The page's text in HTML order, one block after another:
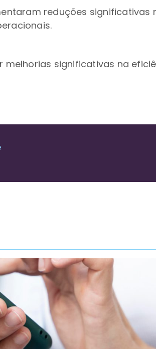
reduções significativas
significativas na